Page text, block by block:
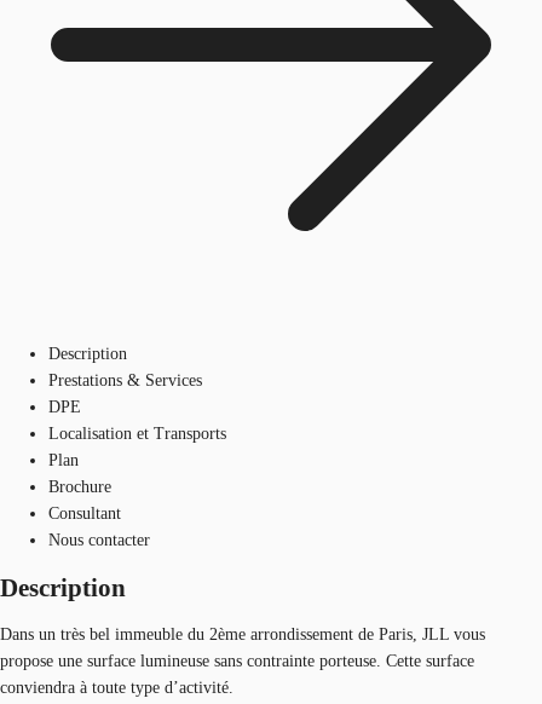
Description
Prestations & Services
DPE
Localisation et Transports
Plan
Brochure
Consultant
Nous contacter
Description
Dans un très bel immeuble du 2ème arrondissement de Paris, JLL vous
propose une surface lumineuse sans contrainte porteuse. Cette surface
conviendra à toute type d’activité.